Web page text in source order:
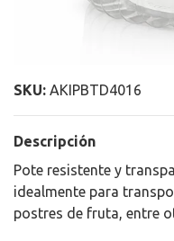
SKU: AKIPBTD4016
Descripción
Pote resistente y
idealmente para
postres de fruta, entre